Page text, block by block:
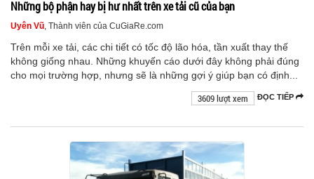
Những bộ phận hay bị hư nhất trên xe tải cũ của bạn
Uyên Vũ, Thành viên của CuGiaRe.com
Trên mỗi xe tải, các chi tiết có tốc độ lão hóa, tần xuất thay thế
không giống nhau. Những khuyến cáo dưới đây không phải đúng
cho mọi trường hợp, nhưng sẽ là những gợi ý giúp bạn có định...
ĐỌC TIẾP
3609 lượt xem